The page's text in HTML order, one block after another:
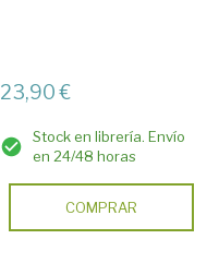
23,90 €
Stock en librería. Envío
en 24/48 horas
COMPRAR